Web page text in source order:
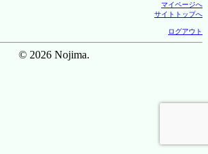
マイページへ
サイトトップへ
ログアウト
© 2026 Nojima.